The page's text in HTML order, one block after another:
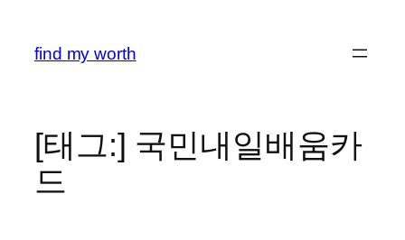
find my worth
[태그:] 국민내일배움카
드